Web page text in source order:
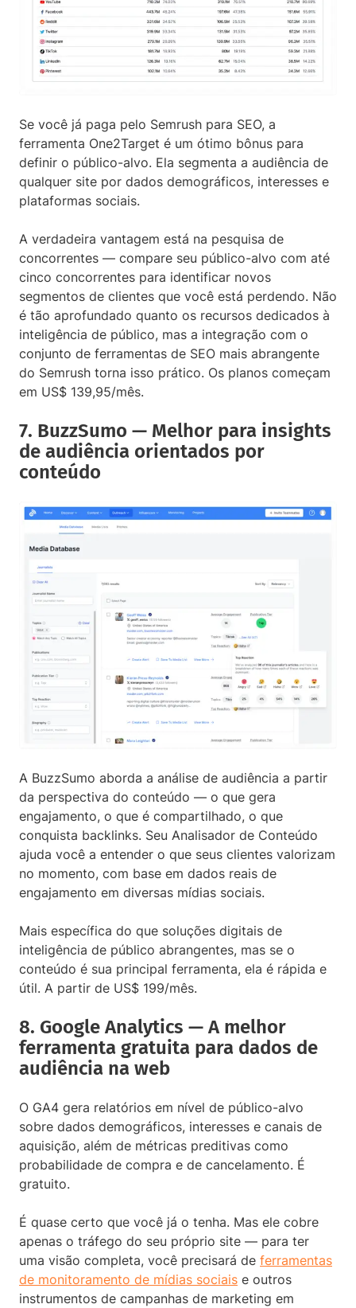
Se você já paga pelo Semrush para SEO, a
ferramenta One2Target é um ótimo bônus para
definir o público-alvo. Ela segmenta a audiência de
qualquer site por dados demográficos, interesses e
plataformas sociais.
A verdadeira vantagem está na pesquisa de
concorrentes — compare seu público-alvo com até
cinco concorrentes para identificar novos
segmentos de clientes que você está perdendo. Não
é tão aprofundado quanto os recursos dedicados à
inteligência de público, mas a integração com o
conjunto de ferramentas de SEO mais abrangente
do Semrush torna isso prático. Os planos começam
em US$ 139,95/mês.
7. BuzzSumo — Melhor para insights
de audiência orientados por
conteúdo
A BuzzSumo aborda a análise de audiência a partir
da perspectiva do conteúdo — o que gera
engajamento, o que é compartilhado, o que
conquista backlinks. Seu Analisador de Conteúdo
ajuda você a entender o que seus clientes valorizam
no momento, com base em dados reais de
engajamento em diversas mídias sociais.
Mais específica do que soluções digitais de
inteligência de público abrangentes, mas se o
conteúdo é sua principal ferramenta, ela é rápida e
útil. A partir de US$ 199/mês.
8. Google Analytics — A melhor
ferramenta gratuita para dados de
audiência na web
O GA4 gera relatórios em nível de público-alvo
sobre dados demográficos, interesses e canais de
aquisição, além de métricas preditivas como
probabilidade de compra e de cancelamento. É
gratuito.
É quase certo que você já o tenha. Mas ele cobre
apenas o tráfego do seu próprio site — para ter
uma visão completa, você precisará de ferramentas
de monitoramento de mídias sociais e outros
instrumentos de campanhas de marketing em